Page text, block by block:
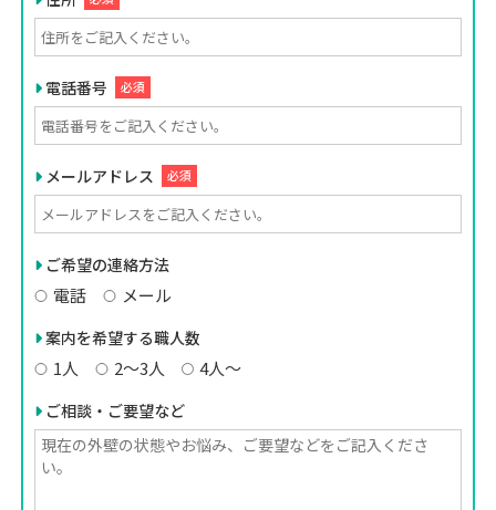
電話番号 必須
メールアドレス 必須
ご希望の連絡方法
電話 メール
案内を希望する職人数
1人 2〜3人 4人〜
ご相談・ご要望など